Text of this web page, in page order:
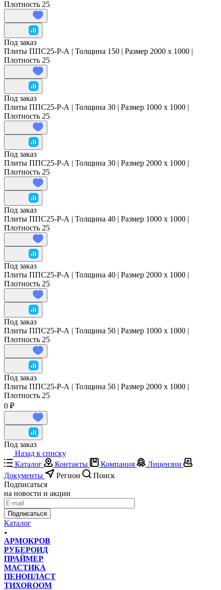
Плотность 25
Под заказ
Плиты ППС25-Р-А | Толщина 150 | Размер 2000 x 1000 |
Плотность 25
Под заказ
Плиты ППС25-Р-А | Толщина 30 | Размер 1000 x 1000 |
Плотность 25
Под заказ
Плиты ППС25-Р-А | Толщина 30 | Размер 2000 x 1000 |
Плотность 25
Под заказ
Плиты ППС25-Р-А | Толщина 40 | Размер 1000 x 1000 |
Плотность 25
Под заказ
Плиты ППС25-Р-А | Толщина 40 | Размер 2000 x 1000 |
Плотность 25
Под заказ
Плиты ППС25-Р-А | Толщина 50 | Размер 1000 x 1000 |
Плотность 25
Под заказ
Плиты ППС25-Р-А | Толщина 50 | Размер 2000 x 1000 |
Плотность 25
0 ₽
Под заказ
Назад к списку
Каталог
Контакты Компания
Лицензии
Документы
Регион
Поиск
Подписаться
на новости и акции
Подписаться
Каталог
АРМОКРОВ
РУБЕРОИД
ПРАЙМЕР
МАСТИКА
ПЕНОПЛАСТ
ТИХОROOM